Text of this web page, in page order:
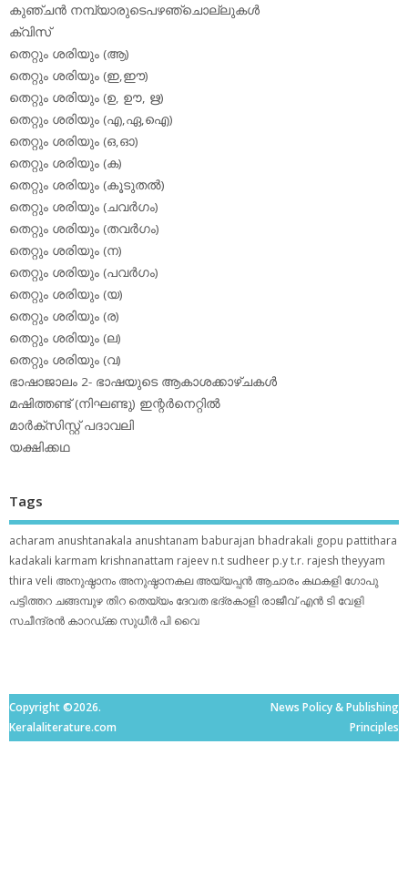
കുഞ്ചന്‍ നമ്പ്യാരുടെപഴഞ്ചൊല്ലുകള്‍
ക്വിസ്
തെറ്റും ശരിയും (ആ)
തെറ്റും ശരിയും (ഇ,ഈ)
തെറ്റും ശരിയും (ഉ, ഊ, ഋ)
തെറ്റും ശരിയും (എ,ഏ,ഐ)
തെറ്റും ശരിയും (ഒ,ഓ)
തെറ്റും ശരിയും (ക)
തെറ്റും ശരിയും (കൂടുതല്‍)
തെറ്റും ശരിയും (ചവര്‍ഗം)
തെറ്റും ശരിയും (തവര്‍ഗം)
തെറ്റും ശരിയും (ന)
തെറ്റും ശരിയും (പവര്‍ഗം)
തെറ്റും ശരിയും (യ)
തെറ്റും ശരിയും (ര)
തെറ്റും ശരിയും (ല)
തെറ്റും ശരിയും (വ)
ഭാഷാജാലം 2- ഭാഷയുടെ ആകാശക്കാഴ്ചകള്‍
മഷിത്തണ്ട് (നിഘണ്ടു) ഇന്റര്‍നെറ്റില്‍
മാര്‍ക്‌സിസ്റ്റ് പദാവലി
യക്ഷിക്കഥ
Tags
acharam anushtanakala anushtanam baburajan bhadrakali gopu pattithara
kadakali karmam krishnanattam rajeev n.t sudheer p.yt.r. rajesh theyyam
thira veli അനുഷ്ഠാനം അനുഷ്ഠാനകല അയ്യപ്പന്‍ ആചാരം കഥകളി ഗോപു
പട്ടിത്തറ ചങ്ങമ്പുഴ തിറ തെയ്യം ദേവത ഭദ്രകാളി രാജീവ് എൻ ടി വേളി
സചീന്ദ്രന്‍ കാറഡ്ക്ക സുധീര്‍ പി വൈ
Copyright ©2026.
Keralaliterature.com
News Policy & Publishing
Principles